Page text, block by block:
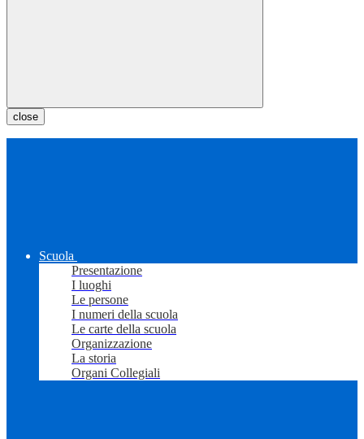
close
Scuola
Presentazione
I luoghi
Le persone
I numeri della scuola
Le carte della scuola
Organizzazione
La storia
Organi Collegiali